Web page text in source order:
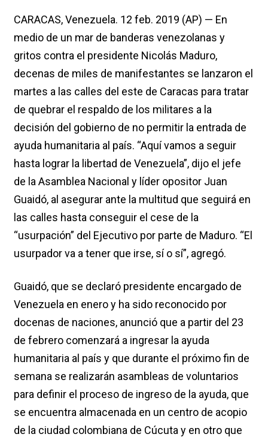
CARACAS, Venezuela. 12 feb. 2019 (AP) — En
medio de un mar de banderas venezolanas y
gritos contra el presidente Nicolás Maduro,
decenas de miles de manifestantes se lanzaron el
martes a las calles del este de Caracas para tratar
de quebrar el respaldo de los militares a la
decisión del gobierno de no permitir la entrada de
ayuda humanitaria al país. “Aquí vamos a seguir
hasta lograr la libertad de Venezuela”, dijo el jefe
de la Asamblea Nacional y líder opositor Juan
Guaidó, al asegurar ante la multitud que seguirá en
las calles hasta conseguir el cese de la
“usurpación” del Ejecutivo por parte de Maduro. “El
usurpador va a tener que irse, sí o sí”, agregó.
Guaidó, que se declaró presidente encargado de
Venezuela en enero y ha sido reconocido por
docenas de naciones, anunció que a partir del 23
de febrero comenzará a ingresar la ayuda
humanitaria al país y que durante el próximo fin de
semana se realizarán asambleas de voluntarios
para definir el proceso de ingreso de la ayuda, que
se encuentra almacenada en un centro de acopio
de la ciudad colombiana de Cúcuta y en otro que